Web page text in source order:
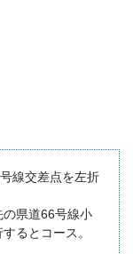
線交差点を左折
県道66号線小
るとコース。